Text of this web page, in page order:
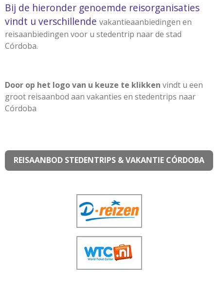
Bij de hieronder genoemde reisorganisaties
vindt u verschillende vakantieaanbiedingen en
reisaanbiedingen voor u stedentrip naar de stad
Córdoba.
Door op het logo van u keuze te klikken vindt u een
groot reisaanbod aan vakanties en stedentrips naar
Córdoba
REISAANBOD STEDENTRIPS & VAKANTIE CÓRDOBA